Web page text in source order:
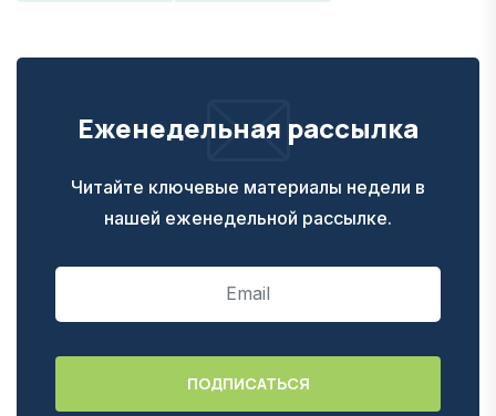
Еженедельная рассылка
Читайте ключевые материалы недели в
нашей еженедельной рассылке.